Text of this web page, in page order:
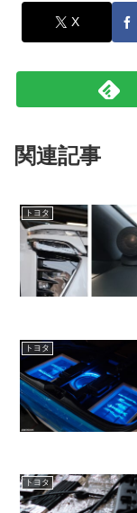
X
関連記事
トヨタ
トヨタ
トヨタ